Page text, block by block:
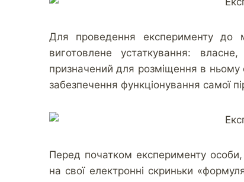
Для проведення експерименту до
виготовлене устаткування:
призначений для розміщення в
забезпечення функціонування самої
Перед початком експерименту
на свої електронні скриньки